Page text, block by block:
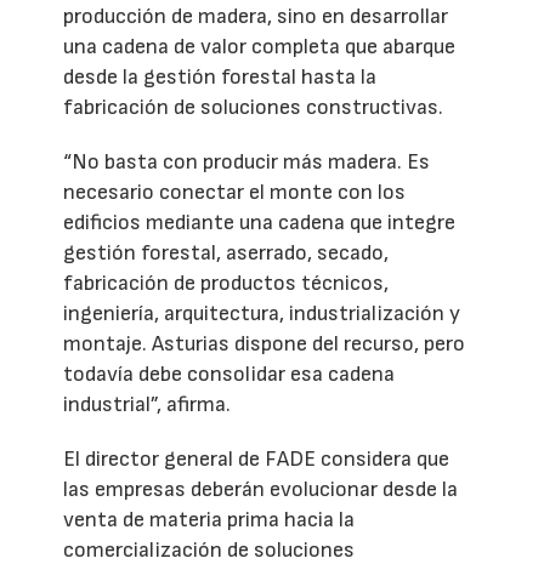
producción de madera, sino en desarrollar
una cadena de valor completa que abarque
desde la gestión forestal hasta la
fabricación de soluciones constructivas.
“No basta con producir más madera. Es
necesario conectar el monte con los
edificios mediante una cadena que integre
gestión forestal, aserrado, secado,
fabricación de productos técnicos,
ingeniería, arquitectura, industrialización y
montaje. Asturias dispone del recurso, pero
todavía debe consolidar esa cadena
industrial”, afirma.
El director general de FADE considera que
las empresas deberán evolucionar desde la
venta de materia prima hacia la
comercialización de soluciones